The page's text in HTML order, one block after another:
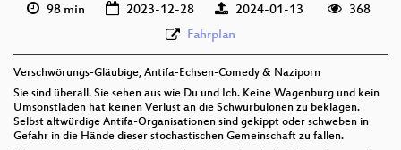
98 min 2023-12-28 2024-01-13
368
Fahrplan
Verschwörungs-Gläubige, Antifa-Echsen-Comedy & Naziporn
Sie sind überall. Sie sehen aus wie Du und Ich. Keine Wagenburg und kein
Umsonstladen hat keinen Verlust an die Schwurbulonen zu beklagen.
Selbst altwürdige Antifa-Organisationen sind gekippt oder schweben in
Gefahr in die Hände dieser stochastischen Gemeinschaft zu fallen.